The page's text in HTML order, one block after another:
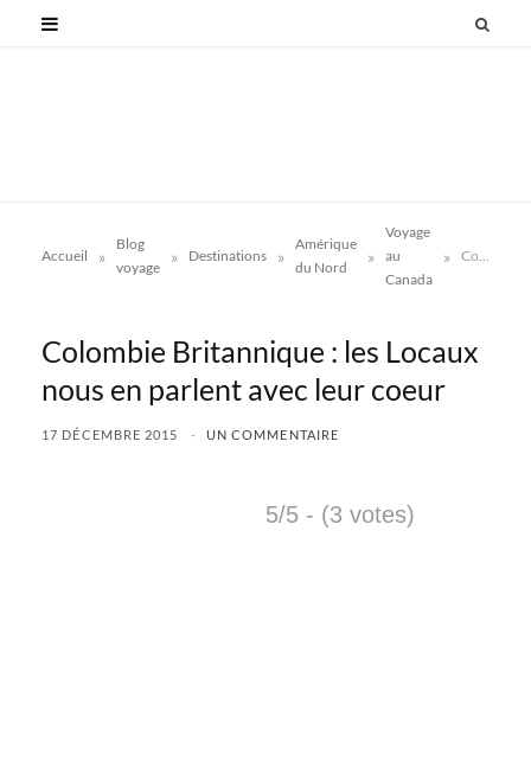
Accueil »
Blog
voyage
» Destinations »
Amérique
du Nord
»
Voyage
au
Canada
» Colombie Britannique : les Locaux nous en parlent avec leur coeur
Colombie Britannique : les Locaux
nous en parlent avec leur coeur
17 DÉCEMBRE 2015 UN COMMENTAIRE
5/5 - (3 votes)